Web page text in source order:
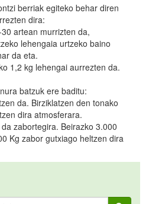
berriak egiteko behar diren
dira:
artean murrizten da,
lehengaia urtzeko baino
da eta.
1,2 kg lehengai aurrezten da.
batzuk ere baditu:
da. Birziklatzen den tonako
dira atmosferara.
zabortegira. Beirazko 3.000
Kg zabor gutxiago heltzen dira